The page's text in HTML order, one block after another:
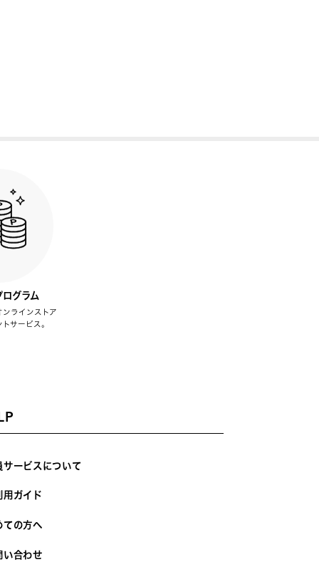
ログラム
ラインストア
サービス。
サービスについて
用ガイド
ての方へ
い合わせ